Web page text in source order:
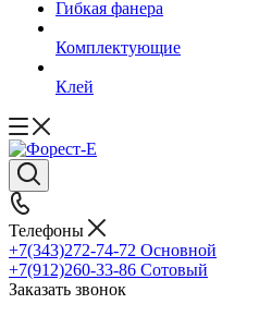
Гибкая фанера
Комплектующие
Клей
Телефоны
+7(343)272-74-72 Основной
+7(912)260-33-86 Сотовый
Заказать звонок